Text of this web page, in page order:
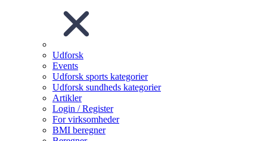
Udforsk
Events
Udforsk sports kategorier
Udforsk sundheds kategorier
Artikler
Login / Register
For virksomheder
BMI beregner